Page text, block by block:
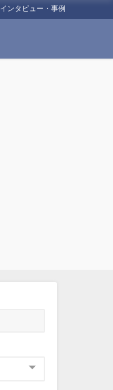
インタビュー・事例